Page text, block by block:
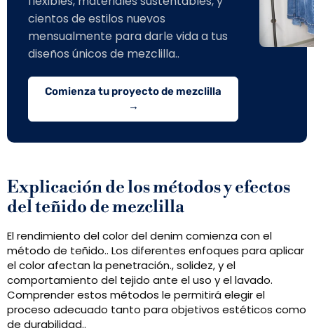
cientos de estilos nuevos
mensualmente para darle vida a tus
diseños únicos de mezclilla..
Comienza tu proyecto de mezclilla
→
Explicación de los métodos y efectos
del teñido de mezclilla
El rendimiento del color del denim comienza con el
método de teñido.. Los diferentes enfoques para aplicar
el color afectan la penetración., solidez, y el
comportamiento del tejido ante el uso y el lavado.
Comprender estos métodos le permitirá elegir el
proceso adecuado tanto para objetivos estéticos como
de durabilidad..